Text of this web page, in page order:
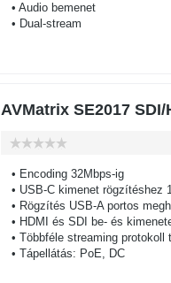
• Audio bemenet
• Dual-stream
AVMatrix SE2017
• Encoding 32Mbps-ig
• USB-C kimenet rögzítéshez
• Rögzítés USB-A portos
• HDMI és SDI be- és
• Többféle streaming protokoll
• Tápellátás: PoE, DC